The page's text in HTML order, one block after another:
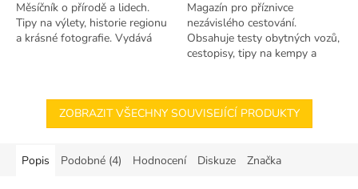
Měsíčník o přírodě a lidech.
Tipy na výlety, historie regionu
a krásné fotografie. Vydává
Magazín pro příznivce
nezávislého cestování.
Obsahuje testy obytných vozů,
cestopisy, tipy na kempy a
ZOBRAZIT VŠECHNY SOUVISEJÍCÍ PRODUKTY
Popis Podobné (4) Hodnocení Diskuze Značka